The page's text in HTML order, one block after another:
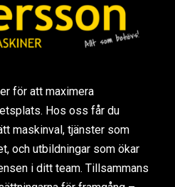
för att maximera
Hos oss får du
maskinval, tjänster som
och utbildningar som ökar
i ditt team. Tillsammans